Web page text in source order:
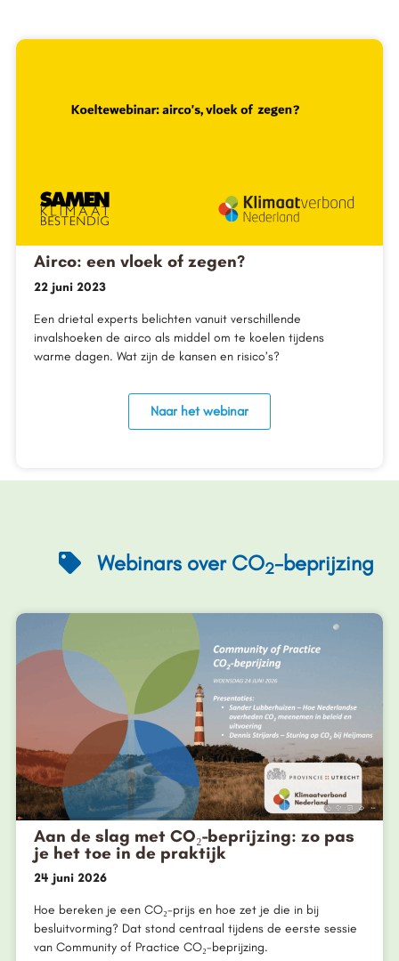
Airco: een vloek of zegen?
22 juni 2023
Een drietal experts belichten vanuit verschillende
invalshoeken de airco als middel om te koelen tijdens
warme dagen. Wat zijn de kansen en risico’s?
Naar het webinar
Webinars over CO2-beprijzing
Aan de slag met CO₂-beprijzing: zo pas
je het toe in de praktijk
24 juni 2026
Hoe bereken je een CO₂-prijs en hoe zet je die in bij
besluitvorming? Dat stond centraal tijdens de eerste sessie
van Community of Practice CO₂-beprijzing.